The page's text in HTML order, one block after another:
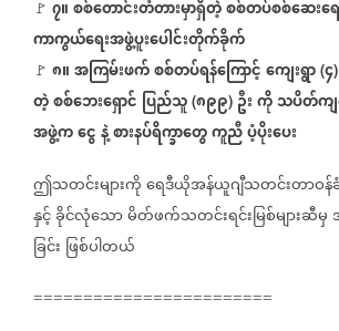
🚩 ၇။စစ်တောင်းတံတားမှာရှိတဲ့စစ်တပ်စစ်ဆေး
ကာကွယ်ရေးအဖွဲ့ပူးပေါင်းတိုက်ခိုက်
🚩 ၈။အကြမ်းဖက်စစ်တပ်ရန်ကြောင့်ကျေးရွာ (၄)
တဲ့စစ်ဘေးရှောင် ပြည်သူ (၈၉၉) ဦးကိုသပိတ်ကျ
အဖွဲ့ကငွေနဲ့စားနပ်ရိက္ခာတွေကူညီပံ့ပိုးပေး
ဤသတင်းများကိုရေဒီယိုအန်ယူဂျီသတင်းတာဝန်ခံ
နှင့်ခိုင်လုံသောမိတ်ဖက်သတင်းရင်းမြစ်များဆီမှ
ခြင်း ဖြစ်ပါတယ်
========================